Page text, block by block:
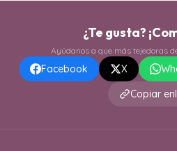
¿Te gusta?
Ayúdanos a que más tejedoras
Facebook X
Copiar